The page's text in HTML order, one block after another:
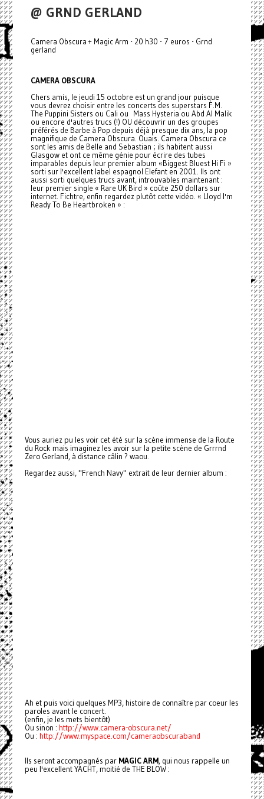
@ GRND GERLAND
Camera Obscura + Magic Arm - 20 h30 - 7 euros - Grnd
gerland
CAMERA OBSCURA
Chers amis, le jeudi 15 octobre est un grand jour puisque
vous devrez choisir entre les concerts des superstars F.M.
The Puppini Sisters ou Cali ou Mass Hysteria ou Abd Al Malik
ou encore d'autres trucs (!) OU découvrir un des groupes
préférés de Barbe à Pop depuis déjà presque dix ans, la pop
magnifique de Camera Obscura. Ouais. Camera Obscura ce
sont les amis de Belle and Sebastian ; ils habitent aussi
Glasgow et ont ce même génie pour écrire des tubes
imparables depuis leur premier album «Biggest Bluest Hi Fi »
sorti sur l'excellent label espagnol Elefant en 2001. Ils ont
aussi sorti quelques trucs avant, introuvables maintenant :
leur premier single « Rare UK Bird » coûte 250 dollars sur
internet. Fichtre, enfin regardez plutôt cette vidéo. « Lloyd I'm
Ready To Be Heartbroken » :
Vous auriez pu les voir cet été sur la scène immense de la Route
du Rock mais imaginez les avoir sur la petite scène de Grrrnd
Zero Gerland, à distance câlin ? waou.
Regardez aussi, "French Navy" extrait de leur dernier album :
Ah et puis voici quelques MP3, histoire de connaître par coeur les
paroles avant le concert.
(enfin, je les mets bientôt)
Ou sinon : http://www.camera-obscura.net/
Ou : http://www.myspace.com/cameraobscuraband
Ils seront accompagnés par MAGIC ARM, qui nous rappelle un
peu l'excellent YACHT, moitié de THE BLOW :